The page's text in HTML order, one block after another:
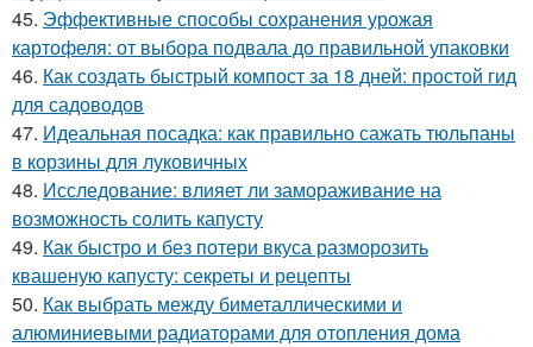
45. Эффективные способы сохранения урожая
картофеля: от выбора подвала до правильной упаковки
46. Как создать быстрый компост за 18 дней: простой гид
для садоводов
47. Идеальная посадка: как правильно сажать тюльпаны
в корзины для луковичных
48. Исследование: влияет ли замораживание на
возможность солить капусту
49. Как быстро и без потери вкуса разморозить
квашеную капусту: секреты и рецепты
50. Как выбрать между биметаллическими и
алюминиевыми радиаторами для отопления дома